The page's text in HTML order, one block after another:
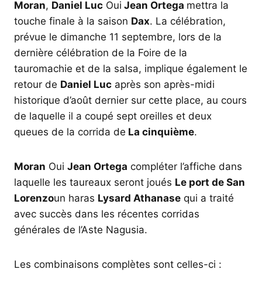
Moran, Daniel Luc Oui Jean Ortega mettra la
touche finale à la saison Dax. La célébration,
prévue le dimanche 11 septembre, lors de la
dernière célébration de la Foire de la
tauromachie et de la salsa, implique également le
retour de Daniel Luc après son après-midi
historique d’août dernier sur cette place, au cours
de laquelle il a coupé sept oreilles et deux
queues de la corrida de La cinquième.
Moran Oui Jean Ortega compléter l’affiche dans
laquelle les taureaux seront joués Le port de San
Lorenzoun haras Lysard Athanase qui a traité
avec succès dans les récentes corridas
générales de l’Aste Nagusia.
Les combinaisons complètes sont celles-ci :